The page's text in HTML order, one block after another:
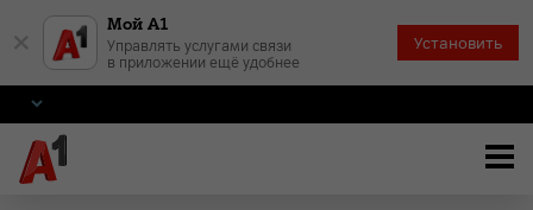
Мой А1
Управлять услугами связи
в приложении ещё удобнее
Установить